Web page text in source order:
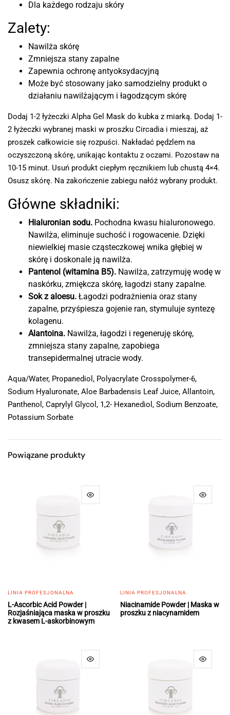
Dla każdego rodzaju skóry
Zalety:
Nawilża skórę
Zmniejsza stany zapalne
Zapewnia ochronę antyoksydacyjną
Może być stosowany jako samodzielny produkt o
działaniu nawilżającym i łagodzącym skórę
Dodaj 1-2 łyżeczki Alpha Gel Mask do kubka z miarką. Dodaj 1-
2 łyżeczki wybranej maski w proszku Circadia i mieszaj, aż
proszek całkowicie się rozpuści. Nakładać pędzlem na
oczyszczoną skórę, unikając kontaktu z oczami. Pozostaw na
10-15 minut. Usuń produkt ciepłym ręcznikiem lub chustą 4×4.
Osusz skórę. Na zakończenie zabiegu nałóż wybrany produkt.
Główne składniki:
Hialuronian sodu. Pochodna kwasu hialuronowego.
Nawilża, eliminuje suchość i rogowacenie. Dzięki
niewielkiej masie cząsteczkowej wnika głębiej w
skórę i doskonale ją nawilża.
Pantenol (witamina B5). Nawilża, zatrzymuję wodę w
naskórku, zmiękcza skórę, łagodzi stany zapalne.
Sok z aloesu. Łagodzi podrażnienia oraz stany
zapalne, przyśpiesza gojenie ran, stymuluje syntezę
kolagenu.
Alantoina. Nawilża, łagodzi i regeneruję skórę,
zmniejsza stany zapalne, zapobiega
transepidermalnej utracie wody.
Aqua/Water, Propanediol, Polyacrylate Crosspolymer-6,
Sodium Hyaluronate, Aloe Barbadensis Leaf Juice, Allantoin,
Panthenol, Caprylyl Glycol, 1,2- Hexanediol, Sodium Benzoate,
Potassium Sorbate
Powiązane produkty
LINIA PROFESJONALNA
L-Ascorbic Acid Powder |
Rozjaśniająca maska w proszku
z kwasem L-askorbinowym
LINIA PROFESJONALNA
Niacinamide Powder | Maska w
proszku z niacynamidem